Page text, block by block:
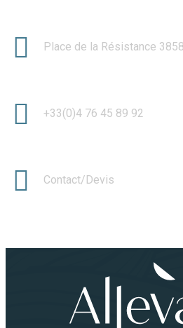
Place de la Résistance
+33(0)4 76 45 89 92
Contact/Devis